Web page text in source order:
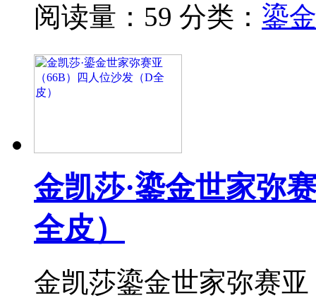
阅读量：59 分类： 鎏
金凯莎·鎏金世家弥
全皮）
金凯莎鎏金世家弥赛